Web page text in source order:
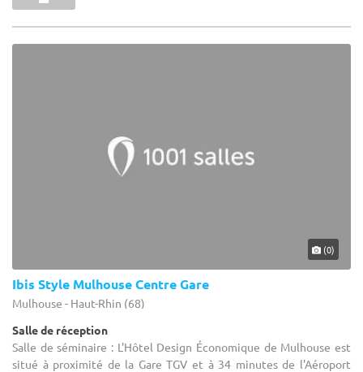
(0)
Ibis Style Mulhouse Centre Gare
Mulhouse - Haut-Rhin (68)
Salle de réception
Salle de séminaire : L'Hôtel Design Économique de Mulhouse est
situé à proximité de la Gare TGV et à 34 minutes de l'Aéroport